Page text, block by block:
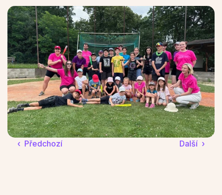
Challenge 18
Příprava na STANAG
Příprava na Cambridge
Doučování předmětů
Pro studující
‹  Předchozí Další  ›